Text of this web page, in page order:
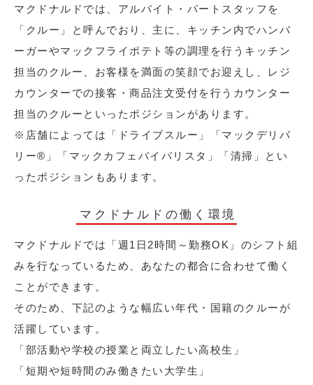
マクドナルドでは、アルバイト・パートスタッフを
「クルー」と呼んでおり、主に、キッチン内でハンバ
ーガーやマックフライポテト等の調理を行うキッチン
担当のクルー、お客様を満面の笑顔でお迎えし、レジ
カウンターでの接客・商品注文受付を行うカウンター
担当のクルーといったポジションがあります。
※店舗によっては「ドライブスルー」「マックデリバ
リー®︎」「マックカフェバイバリスタ」「清掃」とい
ったポジションもあります。
マクドナルドの働く環境
マクドナルドでは「週1日2時間～勤務OK」のシフト組
みを行なっているため、あなたの都合に合わせて働く
ことができます。
そのため、下記のような幅広い年代・国籍のクルーが
活躍しています。
「部活動や学校の授業と両立したい高校生」
「短期や短時間のみ働きたい大学生」